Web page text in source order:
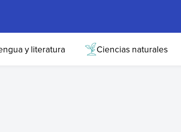
y literatura Ciencias naturales